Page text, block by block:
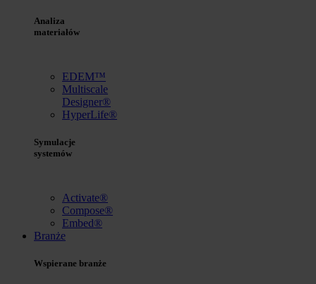
Analiza
materiałów
EDEM™
Multiscale
Designer®
HyperLife®
Symulacje
systemów
Activate®
Compose®
Embed®
Branże
Wspierane branże